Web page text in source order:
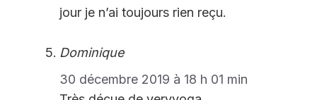
jour je n’ai toujours rien reçu.
Dominique
30 décembre 2019 à 18 h 01 min